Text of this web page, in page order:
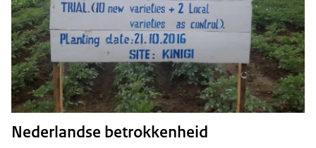
Nederlandse betrokkenheid